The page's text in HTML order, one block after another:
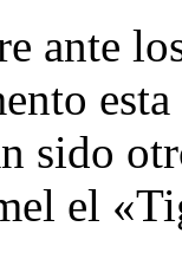
ante
sido
el